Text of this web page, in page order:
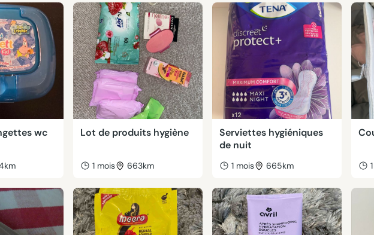
wc Lot de produits hygiène
1 mois 663km
Serviettes hygiéniques
de nuit
1 mois 665km